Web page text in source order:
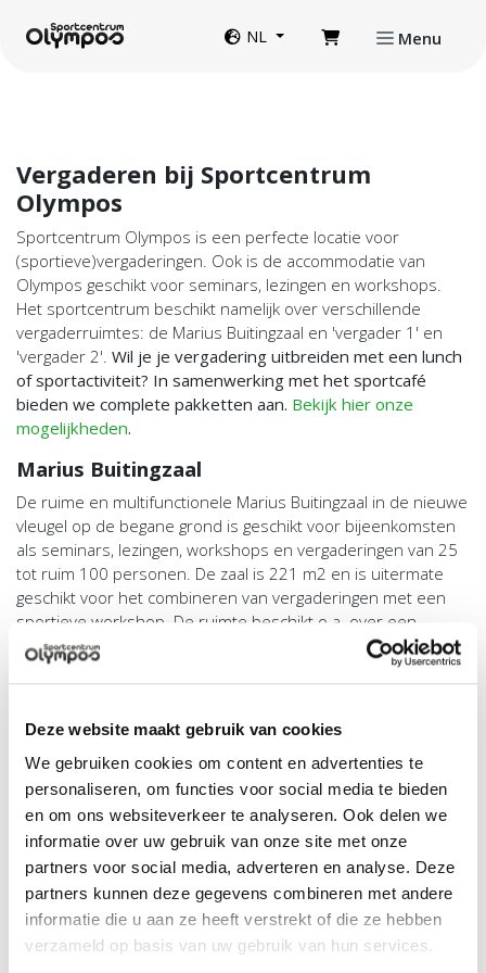
Deze website maakt gebruik van cookies
We gebruiken cookies om content en advertenties te
personaliseren, om functies voor social media te bieden
en om ons websiteverkeer te analyseren. Ook delen we
informatie over uw gebruik van onze site met onze
partners voor social media, adverteren en analyse. Deze
partners kunnen deze gegevens combineren met andere
informatie die u aan ze heeft verstrekt of die ze hebben
verzameld op basis van uw gebruik van hun services.
NL Menu
Vergaderen bij Sportcentrum
Olympos
Sportcentrum Olympos is een perfecte locatie voor
(sportieve)vergaderingen. Ook is de accommodatie van
Olympos geschikt voor seminars, lezingen en workshops.
Het sportcentrum beschikt namelijk over verschillende
vergaderruimtes: de Marius Buitingzaal en 'vergader 1' en
'vergader 2'. Wil je je vergadering uitbreiden met een lunch
of sportactiviteit? In samenwerking met het sportcafé
bieden we complete pakketten aan. Bekijk hier onze
mogelijkheden.
Marius Buitingzaal
De ruime en multifunctionele Marius Buitingzaal in de nieuwe
vleugel op de begane grond is geschikt voor bijeenkomsten
als seminars, lezingen, workshops en vergaderingen van 25
tot ruim 100 personen. De zaal is 221 m2 en is uitermate
geschikt voor het combineren van vergaderingen met een
sportieve workshop. De ruimte beschikt o.a. over een
beamer, projectiescherm, een kleine keuken, voldoende
bergruimte, haken voor bokszakken en nog veel meer. De
Vergader 2
‘Vergader 2’ is een kleinere vergaderruimte van 40 m2 en
biedt plaats aan 20 tot 25 personen. De ruimte is uitgerust
met een digitaal scherm (diameter 70 inch) voor
presentaties. Je kunt je vergadersessie uiteraard
combineren met een sportclinic, toernooi of andere
(teambuildings)activiteit en een hapje of drankje. Vraag naar
de mogelijkheden! Het uurtarief voor deze zaal is € 43,92